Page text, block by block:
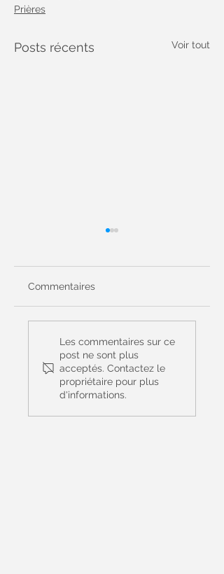
Prières
Posts récents Voir tout
Prière Universelle
du 14 juin - 11ème
dimanche du
Temps Ordinaire -
(Matthieu 9, 36 – 10,
8)
Commentaires
Les commentaires sur ce
post ne sont plus
acceptés. Contactez le
propriétaire pour plus
d'informations.